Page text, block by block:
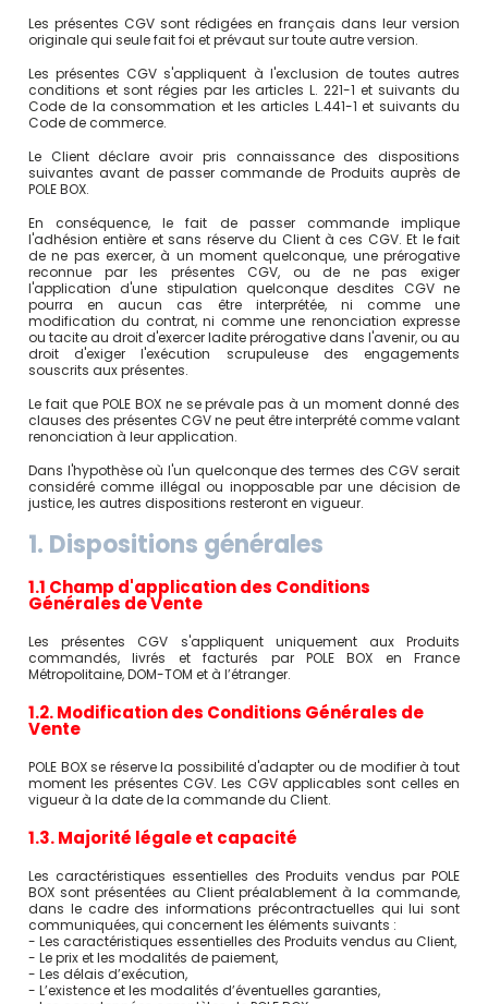
Les présentes CGV sont rédigées en français dans leur version
originale qui seule fait foi et prévaut sur toute autre version.
Les présentes CGV s'appliquent à l'exclusion de toutes autres
conditions et sont régies par les articles L. 221-1 et suivants du
Code de la consommation et les articles L.441-1 et suivants du
Code de commerce.
Le Client déclare avoir pris connaissance des dispositions
suivantes avant de passer commande de Produits auprès de
POLE BOX.
En conséquence, le fait de passer commande implique
l'adhésion entière et sans réserve du Client à ces CGV. Et le fait
de ne pas exercer, à un moment quelconque, une prérogative
reconnue par les présentes CGV, ou de ne pas exiger
l'application d'une stipulation quelconque desdites CGV ne
pourra en aucun cas être interprétée, ni comme une
modification du contrat, ni comme une renonciation expresse
ou tacite au droit d'exercer ladite prérogative dans l'avenir, ou au
droit d'exiger l'exécution scrupuleuse des engagements
souscrits aux présentes.
Le fait que POLE BOX ne se prévale pas à un moment donné des
clauses des présentes CGV ne peut être interprété comme valant
renonciation à leur application.
Dans l'hypothèse où l'un quelconque des termes des CGV serait
considéré comme illégal ou inopposable par une décision de
justice, les autres dispositions resteront en vigueur.
1. Dispositions générales
1.1 Champ d'application des Conditions
Générales de Vente
Les présentes CGV s'appliquent uniquement aux Produits
commandés, livrés et facturés par POLE BOX en France
Métropolitaine, DOM-TOM et à l’étranger.
1.2. Modification des Conditions Générales de
Vente
POLE BOX se réserve la possibilité d'adapter ou de modifier à tout
moment les présentes CGV. Les CGV applicables sont celles en
vigueur à la date de la commande du Client.
1.3. Majorité légale et capacité
Les caractéristiques essentielles des Produits vendus par POLE
BOX sont présentées au Client préalablement à la commande,
dans le cadre des informations précontractuelles qui lui sont
communiquées, qui concernent les éléments suivants :
- Les caractéristiques essentielles des Produits vendus au Client,
- Le prix et les modalités de paiement,
- Les délais d’exécution,
- L’existence et les modalités d’éventuelles garanties,